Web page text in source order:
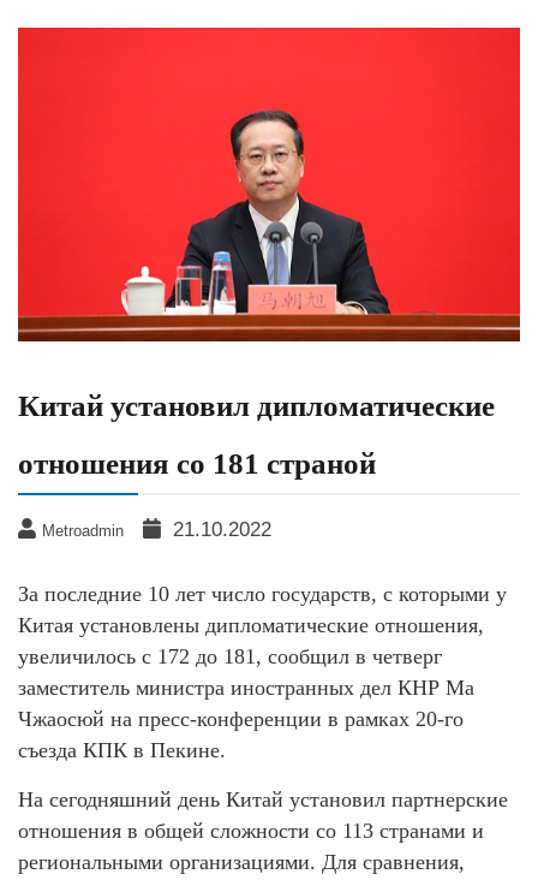
Китай установил дипломатические
отношения со 181 страной
Metroadmin 21.10.2022
За последние 10 лет число государств, с которыми у
Китая установлены дипломатические отношения,
увеличилось с 172 до 181, сообщил в четверг
заместитель министра иностранных дел КНР Ма
Чжаосюй на пресс-конференции в рамках 20-го
съезда КПК в Пекине.
На сегодняшний день Китай установил партнерские
отношения в общей сложности со 113 странами и
региональными организациями. Для сравнения,